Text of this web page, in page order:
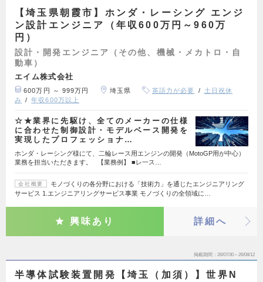
【埼玉県朝霞市】ホンダ・レーシング エンジ
ン設計エンジニア（年収600万円～960万
円）
設計・開発エンジニア（その他、機械・メカトロ・自
動車）
エイム株式会社
600万円 ～ 999万円 埼玉県 英語力が必要
土日祝休
み
年収600万以上
☆★業界に先駆け、全てのメーカーの仕様
に合わせた制御設計・モデルベース開発を
実現したプロフェッショナ…
ホンダ・レーシング様にて、二輪レース用エンジンの開発（MotoGP用が中心）
業務を担当いただきます。 【業務例】 ■レ一ス…
会社概要
モノづくりの各分野における「技術力」を通じたエンジニアリング
サービス 1.エンジニアリングサービス事業 モノづくりの全領域に…
興味あり 詳細へ
掲載期間 26/07/30～26/08/12
半導体試験装置開発【埼玉（加須）】世界N